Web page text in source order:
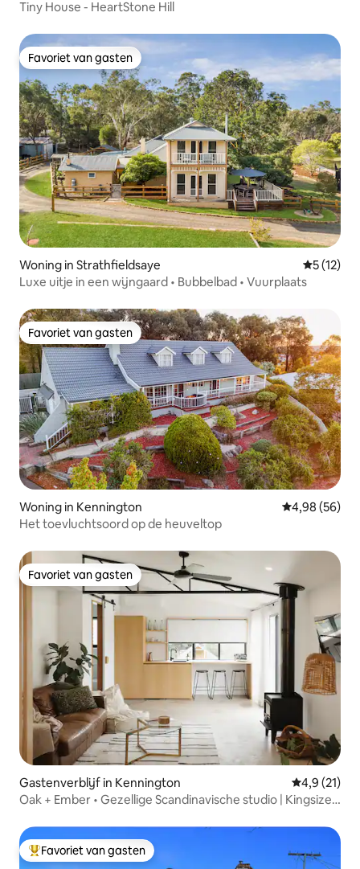
Tiny House - HeartStone Hill
Favoriet van gasten
Favoriet van gasten
Woning in Strathfieldsaye
5 (12)
Luxe uitje in een wijngaard • Bubbelbad • Vuurplaats
Favoriet van gasten
Favoriet van gasten
Woning in Kennington Gemiddelde
4,98 (56)
Het toevluchtsoord op de heuveltop
Favoriet van gasten
Favoriet van gasten
Gastenverblijf in Kennington
4,9 (21)
Oak + Ember • Gezellige Scandinavische studio | Kingsize
Topfavoriet van gasten
Favoriet van gasten